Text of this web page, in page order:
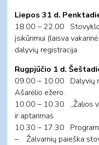
Liepos 31 d.
18.00 – 22.00
įsikūrimui (laisva
dalyvių registracija.
Rugpjūčio 1 d.
09.00 – 10.00 Dalyvių
Ašarėlio ežero.
10.00 – 10.30 „Žalios
ir aptarimas.
10.30 – 17.30
– Žalvarnių paieška